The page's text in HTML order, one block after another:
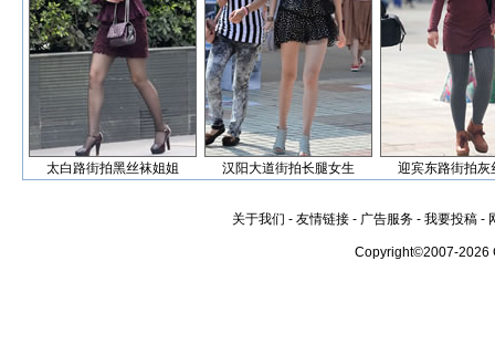
太白路街拍黑丝袜姐姐 汉阳大道街拍长腿女生 迎宾东路街拍灰
关于我们 - 友情链接 - 广告服务 - 我要投稿 -
Copyright©2007-2026